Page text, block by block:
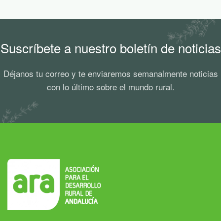
Suscríbete a nuestro boletín de noticias
Déjanos tu correo y te enviaremos semanalmente noticias
con lo último sobre el mundo rural.